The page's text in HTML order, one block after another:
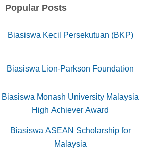
Popular Posts
Biasiswa Kecil Persekutuan (BKP)
Biasiswa Lion-Parkson Foundation
Biasiswa Monash University Malaysia
High Achiever Award
Biasiswa ASEAN Scholarship for
Malaysia